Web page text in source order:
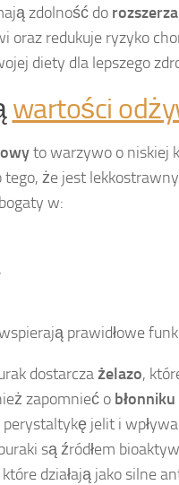
zdolność do
oraz redukuje ryzyko
diety dla lepszego
wartości
to warzywo o niskiej
tego, że jest
w:
,
prawidłowe
dostarczażelazo,
zapomnieć o
jelit i
są źródłem
które działają jako silne